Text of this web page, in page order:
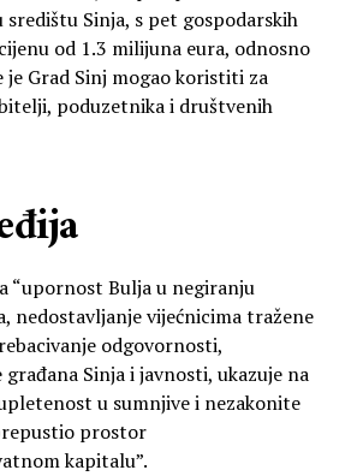
Sinja, s pet gospodarskih
od 1.3 milijuna eura, odnosno
je Grad Sinj mogao koristiti za
poduzetnika i društvenih
“upornost Bulja u negiranju
nedostavljanje vijećnicima tražene
odgovornosti,
Sinja i javnosti, ukazuje na
u sumnjive i nezakonite
prostor
kapitalu”.